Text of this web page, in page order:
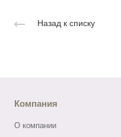
Назад к списку
Компания
О компании